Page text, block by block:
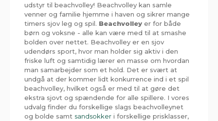
udstyr til beachvolley! Beachvolley kan samle
venner og familie hjemme i haven og sikrer mange
timers sjov leg og spil. Beachvolley er for både
børn og voksne - alle kan være med til at smashe
bolden over nettet. Beachvolley er en sjov
udendørs sport, hvor man holder sig aktiv i den
friske luft og samtidig lærer en masse om hvordan
man samarbejder som et hold. Det er svært at
undgå at der kommer lidt konkurrence ind i et spil
beachvolley, hvilket også er med til at gøre det
ekstra sjovt og spændende for alle spillere. I vores
udvalg finder du forskellige slags beachvolleynet
og bolde samt sandsokker i forskellige prisklasser,